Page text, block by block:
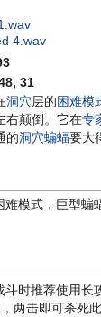
4.wav
31
洞穴层的困难模
右颠倒。它在专
的洞穴蝙蝠要大
难模式，巨型蝙
斗时推荐使用长
两击即可杀死